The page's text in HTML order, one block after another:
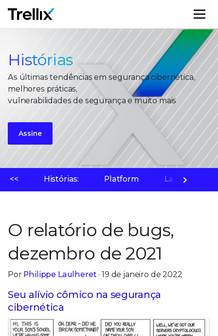
Histórias
As últimas tendências em segurança cibernética,
melhores práticas,
vulnerabilidades de segurança e muito mais
Assine
<< Histórias: Platform Laboratório
O relatório de bugs,
dezembro de 2021
Por Philippe Laulheret · 19 de janeiro de 2022
Seu alívio cômico na segurança
cibernética